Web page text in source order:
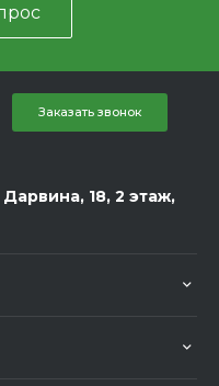
Заказать звонок
18, 2 этаж,